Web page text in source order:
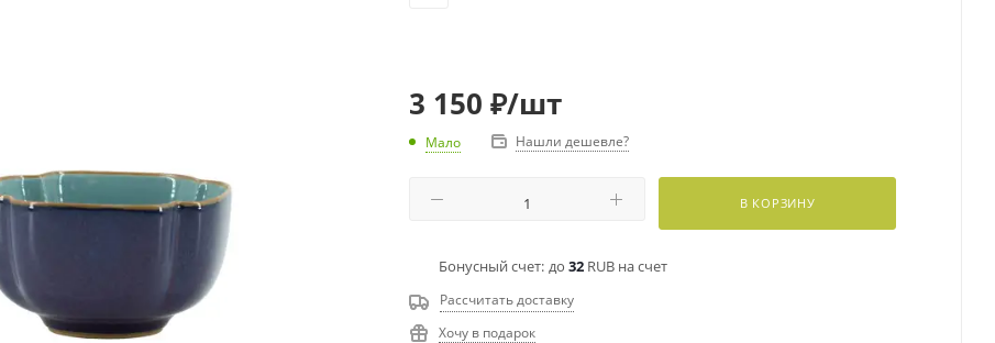
3 150 ₽/шт
Мало Нашли дешевле?
В КОРЗИНУ
Бонусный счет: до 32RUB на счет
Рассчитать доставку
Хочу в подарок